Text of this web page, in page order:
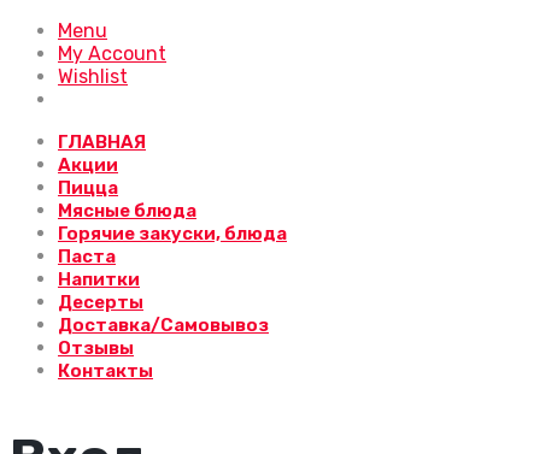
Menu
My Account
Wishlist
ГЛАВНАЯ
Акции
Пицца
Мясные блюда
Горячие закуски, блюда
Паста
Напитки
Десерты
Доставка/Самовывоз
Отзывы
Контакты